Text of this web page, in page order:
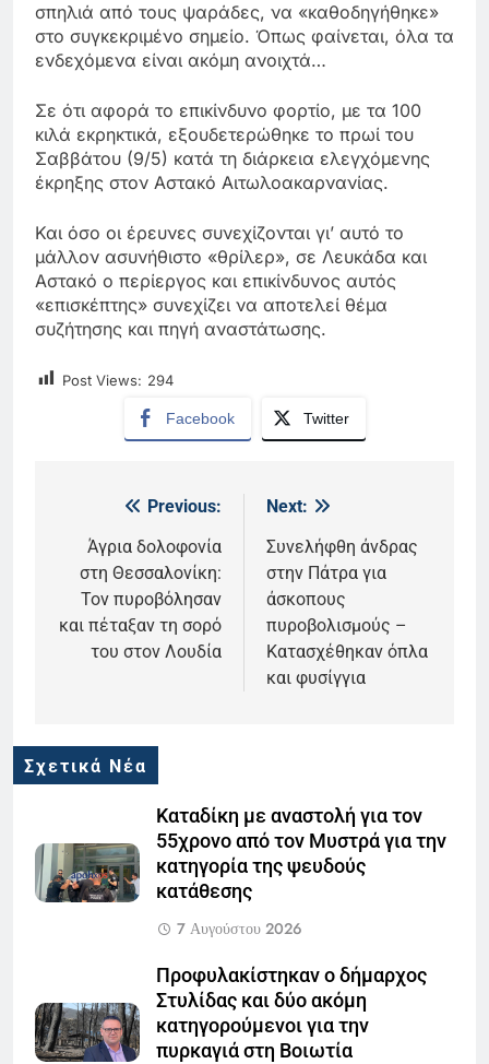
σπηλιά από τους ψαράδες, να «καθοδηγήθηκε»
στο συγκεκριμένο σημείο. Όπως φαίνεται, όλα τα
ενδεχόμενα είναι ακόμη ανοιχτά…
Σε ότι αφορά το επικίνδυνο φορτίο, με τα 100
κιλά εκρηκτικά, εξουδετερώθηκε το πρωί του
Σαββάτου (9/5) κατά τη διάρκεια ελεγχόμενης
έκρηξης στον Αστακό Αιτωλοακαρνανίας.
Και όσο οι έρευνες συνεχίζονται γι’ αυτό το
μάλλον ασυνήθιστο «θρίλερ», σε Λευκάδα και
Αστακό ο περίεργος και επικίνδυνος αυτός
«επισκέπτης» συνεχίζει να αποτελεί θέμα
συζήτησης και πηγή αναστάτωσης.
Post Views: 294
Facebook Twitter
Πλοήγηση
άρθρων
Previous:
Άγρια δολοφονία
στη Θεσσαλονίκη:
Τον πυροβόλησαν
και πέταξαν τη σορό
του στον Λουδία
Next:
Συνελήφθη άνδρας
στην Πάτρα για
άσκοπους
πυροβολισμούς –
Κατασχέθηκαν όπλα
και φυσίγγια
Σχετικά Νέα
Καταδίκη με αναστολή για τον
55χρονο από τον Μυστρά για την
κατηγορία της ψευδούς
κατάθεσης
7 Αυγούστου 2026
Προφυλακίστηκαν ο δήμαρχος
Στυλίδας και δύο ακόμη
κατηγορούμενοι για την
πυρκαγιά στη Βοιωτία